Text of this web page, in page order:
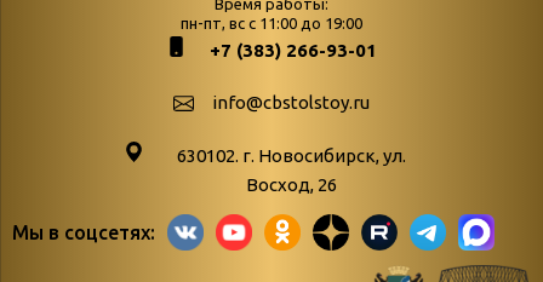
podvedenie-itogov-festivalya-
paskhalnaya-palitra
Библионочь – как ярмарка точь-в-
поступлений
Война. Народ.
живые»
Время работы:
пн-пт, вс с 11:00 до 19:00
+7 (383) 266-93-01
info@cbstolstoy.ru
630102. г. Новосибирск, ул.
Восход, 26
Мы в соцсетях: